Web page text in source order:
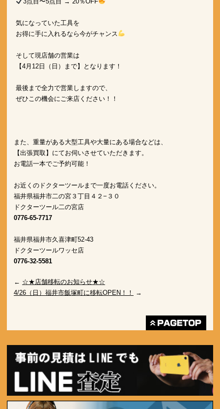
気になっていた工具を
お得に手に入れるなら今がチャンス
そして現店舗の営業は
【4月12日（日）まで】となります！
最後まで全力で営業しますので、
ぜひこの機会にご来店ください！！
また、重量がある大型工具や大量にある場合などは、
【出張買取】にてお伺いさせていただきます。
お電話一本でご予約可能！
お近くのドクターツールまで一度お電話ください。
福井県福井市二の宮３丁目４２−３０
ドクターツール二の宮店
0776-65-7717
福井県福井市久喜津町52-43
ドクターツールワッセ店
0776-32-5581
← ☆★店舗移転のお知らせ★☆
4/26（日）福井市飯塚町に移転OPEN！！
→